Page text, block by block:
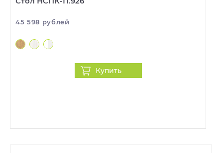
45 598 рублей
Купить